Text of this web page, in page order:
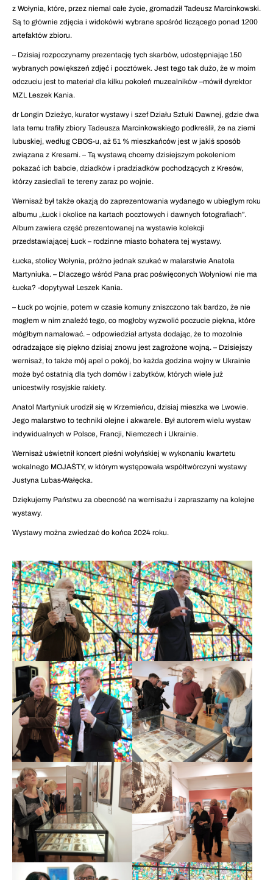
z Wołynia, które, przez niemal całe życie, gromadził Tadeusz Marcinkowski.
Są to głównie zdjęcia i widokówki wybrane spośród liczącego ponad 1200
artefaktów zbioru.
– Dzisiaj rozpoczynamy prezentację tych skarbów, udostępniając 150
wybranych powiększeń zdjęć i pocztówek. Jest tego tak dużo, że w moim
odczuciu jest to materiał dla kilku pokoleń muzealników –mówił dyrektor
MZL Leszek Kania.
dr Longin Dzieżyc, kurator wystawy i szef Działu Sztuki Dawnej, gdzie dwa
lata temu trafiły zbiory Tadeusza Marcinkowskiego podkreślił, że na ziemi
lubuskiej, według CBOS-u, aż 51 % mieszkańców jest w jakiś sposób
związana z Kresami. – Tą wystawą chcemy dzisiejszym pokoleniom
pokazać ich babcie, dziadków i pradziadków pochodzących z Kresów,
którzy zasiedlali te tereny zaraz po wojnie.
Wernisaż był także okazją do zaprezentowania wydanego w ubiegłym roku
albumu „Łuck i okolice na kartach pocztowych i dawnych fotografiach”.
Album zawiera część prezentowanej na wystawie kolekcji
przedstawiającej Łuck – rodzinne miasto bohatera tej wystawy.
Łucka, stolicy Wołynia, próżno jednak szukać w malarstwie Anatola
Martyniuka. – Dlaczego wśród Pana prac poświęconych Wołyniowi nie ma
Łucka? -dopytywał Leszek Kania.
– Łuck po wojnie, potem w czasie komuny zniszczono tak bardzo, że nie
mogłem w nim znaleźć tego, co mogłoby wyzwolić poczucie piękna, które
mógłbym namalować. – odpowiedział artysta dodając, że to mozolnie
odradzające się piękno dzisiaj znowu jest zagrożone wojną. – Dzisiejszy
wernisaż, to także mój apel o pokój, bo każda godzina wojny w Ukrainie
może być ostatnią dla tych domów i zabytków, których wiele już
unicestwiły rosyjskie rakiety.
Anatol Martyniuk urodził się w Krzemieńcu, dzisiaj mieszka we Lwowie.
Jego malarstwo to techniki olejne i akwarele. Był autorem wielu wystaw
indywidualnych w Polsce, Francji, Niemczech i Ukrainie.
Wernisaż uświetnił koncert pieśni wołyńskiej w wykonaniu kwartetu
wokalnego MOJAŚTY, w którym występowała współtwórczyni wystawy
Justyna Lubas-Wałęcka.
Dziękujemy Państwu za obecność na wernisażu i zapraszamy na kolejne
wystawy.
Wystawy można zwiedzać do końca 2024 roku.